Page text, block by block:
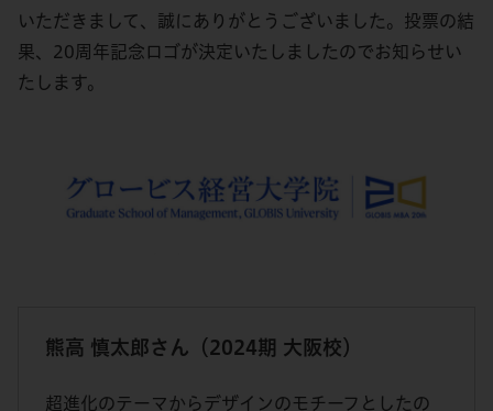
いただきまして、誠にありがとうございました。投票の結
果、20周年記念ロゴが決定いたしましたのでお知らせい
たします。
熊高 慎太郎さん（2024期 大阪校）
超進化のテーマからデザインのモチーフとしたの